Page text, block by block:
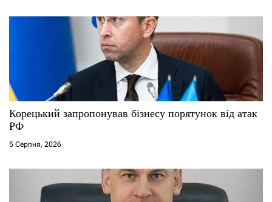
в
Корецький запропонував бізнесу порятунок від атак
РФ
5 Серпня, 2026